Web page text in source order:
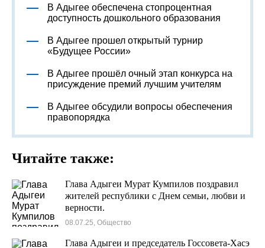
В Адыгее обеспечена стопроцентная
доступность дошкольного образования
В Адыгее прошел открытый турнир
«Будущее России»
В Адыгее прошёл очный этап конкурса на
присуждение премий лучшим учителям
В Адыгее обсудили вопросы обеспечения
правопорядка
Читайте также:
Глава Адыгеи Мурат Кумпилов поздравил
жителей республики с Днем семьи, любви и
верности.
08.07.25, Общество
Глава Адыгеи и председатель Госсовета-Хасэ